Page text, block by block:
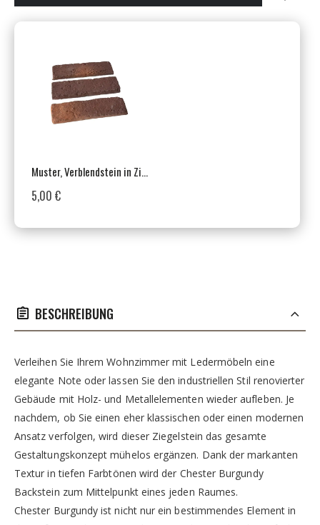
Muster, Verblendstein in Ziegeloptik, Innen- & Außenbereich, Braun, Chester Burgundy
5,00 €
BESCHREIBUNG
Verleihen Sie Ihrem Wohnzimmer mit Ledermöbeln eine
elegante Note oder lassen Sie den industriellen Stil renovierter
Gebäude mit Holz- und Metallelementen wieder aufleben. Je
nachdem, ob Sie einen eher klassischen oder einen modernen
Ansatz verfolgen, wird dieser Ziegelstein das gesamte
Gestaltungskonzept mühelos ergänzen. Dank der markanten
Textur in tiefen Farbtönen wird der Chester Burgundy
Backstein zum Mittelpunkt eines jeden Raumes.
Chester Burgundy ist nicht nur ein bestimmendes Element in